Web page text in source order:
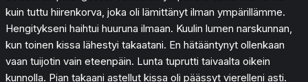
kuin tuttu hiirenkorva, joka oli lämittänyt ilman ympärillämme.
Hengitykseni haihtui huuruna ilmaan. Kuulin lumen narskunnan,
kun toinen kissa lähestyi takaatani. En hätääntynyt ollenkaan
vaan tuijotin vain eteenpäin. Lunta tuprutti taivaalta oikein
kunnolla. Pian takaani astellut kissa oli päässyt vierelleni asti.